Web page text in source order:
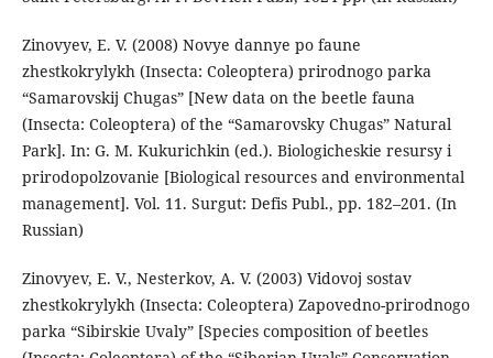
Zinovyev, E. V. (2008) Novye dannye po faune
zhestkokrylykh (Insecta: Coleoptera) prirodnogo parka
“Samarovskij Chugas” [New data on the beetle fauna
(Insecta: Coleoptera) of the “Samarovsky Chugas” Natural
Park]. In: G. M. Kukurichkin (ed.). Biologicheskie resursy i
prirodopolzovanie [Biological resources and environmental
management]. Vol. 11. Surgut: Defis Publ., pp. 182–201. (In
Russian)
Zinovyev, E. V., Nesterkov, A. V. (2003) Vidovoj sostav
zhestkokrylykh (Insecta: Coleoptera) Zapovedno-prirodnogo
parka “Sibirskie Uvaly” [Species composition of beetles